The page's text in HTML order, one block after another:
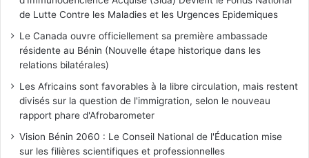
de Lutte Contre les Maladies et les Urgences Epidemiques
Le Canada ouvre officiellement sa première ambassade
résidente au Bénin (Nouvelle étape historique dans les
relations bilatérales)
Les Africains sont favorables à la libre circulation, mais restent
divisés sur la question de l'immigration, selon le nouveau
rapport phare d'Afrobarometer
Vision Bénin 2060 : Le Conseil National de l'Éducation mise
sur les filières scientifiques et professionnelles